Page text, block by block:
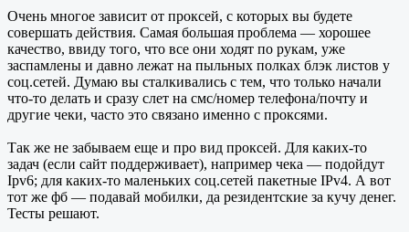
Очень многое зависит от проксей, с которых вы будете
совершать действия. Самая большая проблема — хорошее
качество, ввиду того, что все они ходят по рукам, уже
заспамлены и давно лежат на пыльных полках блэк листов у
соц.сетей. Думаю вы сталкивались с тем, что только начали
что-то делать и сразу слет на смс/номер телефона/почту и
другие чеки, часто это связано именно с проксями.
Так же не забываем еще и про вид проксей. Для каких-то
задач (если сайт поддерживает), например чека — подойдут
Ipv6; для каких-то маленьких соц.сетей пакетные IPv4. А вот
тот же фб — подавай мобилки, да резидентские за кучу денег.
Тесты решают.